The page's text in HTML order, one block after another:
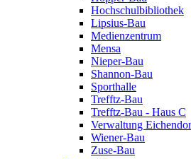
Hochschulbibliothek
Lipsius-Bau
Medienzentrum
Mensa
Nieper-Bau
Shannon-Bau
Sporthalle
Trefftz-Bau
Trefftz-Bau - Haus C
Verwaltung
Wiener-Bau
Zuse-Bau